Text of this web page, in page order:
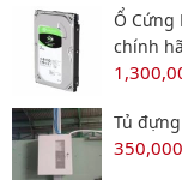
Ổ Cứng
chính
Tủ